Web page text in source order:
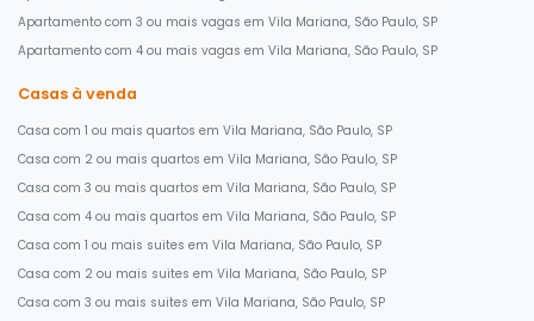
Apartamento com 3 ou mais vagas em Vila Mariana, São Paulo, SP
Apartamento com 4 ou mais vagas em Vila Mariana, São Paulo, SP
Casas à venda
Casa com 1 ou mais quartos em Vila Mariana, São Paulo, SP
Casa com 2 ou mais quartos em Vila Mariana, São Paulo, SP
Casa com 3 ou mais quartos em Vila Mariana, São Paulo, SP
Casa com 4 ou mais quartos em Vila Mariana, São Paulo, SP
Casa com 1 ou mais suites em Vila Mariana, São Paulo, SP
Casa com 2 ou mais suites em Vila Mariana, São Paulo, SP
Casa com 3 ou mais suites em Vila Mariana, São Paulo, SP